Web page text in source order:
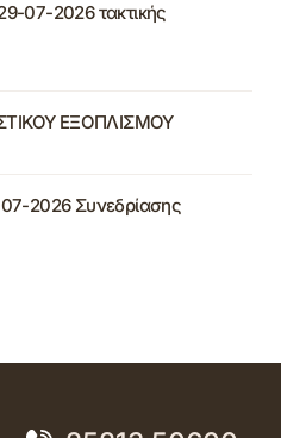
07-2026 τακτικής
ΕΞΟΠΛΙΣΜΟΥ
2026 Συνεδρίασης